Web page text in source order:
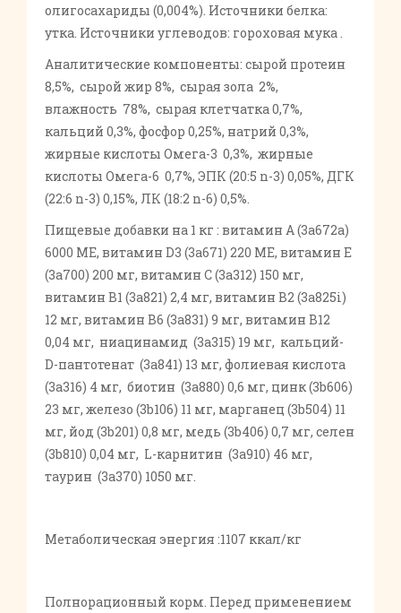
олигосахариды (0,004%). Источники белка:
утка. Источники углеводов: гороховая мука .
Аналитические компоненты: сырой протеин
8,5%, сырой жир 8%, сырая зола 2%,
влажность 78%, сырая клетчатка 0,7%,
кальций 0,3%, фосфор 0,25%, натрий 0,3%,
жирные кислоты Омега-3 0,3%, жирные
кислоты Омега-6 0,7%, ЭПК (20:5 n-3) 0,05%, ДГК
(22:6 n-3) 0,15%, ЛК (18:2 n-6) 0,5%.
Пищевые добавки на 1 кг : витамин А (3a672a)
6000 МЕ, витамин D3 (3a671) 220 МЕ, витамин Е
(3a700) 200 мг, витамин С (3a312) 150 мг,
витамин В1 (3a821) 2,4 мг, витамин В2 (3a825i)
12 мг, витамин В6 (3a831) 9 мг, витамин В12
0,04 мг, ниацинамид (3a315) 19 мг, кальций-
D-пантотенат (3a841) 13 мг, фолиевая кислота
(3a316) 4 мг, биотин (3a880) 0,6 мг, цинк (3b606)
23 мг, железо (3b106) 11 мг, марганец (3b504) 11
мг, йод (3b201) 0,8 мг, медь (3b406) 0,7 мг, селен
(3b810) 0,04 мг, L-карнитин (3a910) 46 мг,
таурин (3a370) 1050 мг.
Метаболическая энергия :1107 ккал/кг
Полнорационный корм. Перед применением